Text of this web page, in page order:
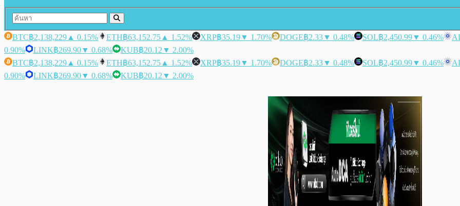
BTC฿2,138,229 ▲ 0.15% ETH฿63,152.75 ▲ 1.52% XRP฿35.19▼ 1.70% DOGE฿2.33▼ 0.48% SOL฿2,450.99▼ 0.46%
0.90%
LINK฿269.90▼ 0.68% KUB฿20.12 ▼ 2.00%
BTC฿2,138,229 ▲ 0.15% ETH฿63,152.75 ▲ 1.52% XRP฿35.19▼ 1.70% DOGE฿2.33▼ 0.48% SOL฿2,450.99▼ 0.46%
0.90%
LINK฿269.90▼ 0.68% KUB฿20.12 ▼ 2.00%